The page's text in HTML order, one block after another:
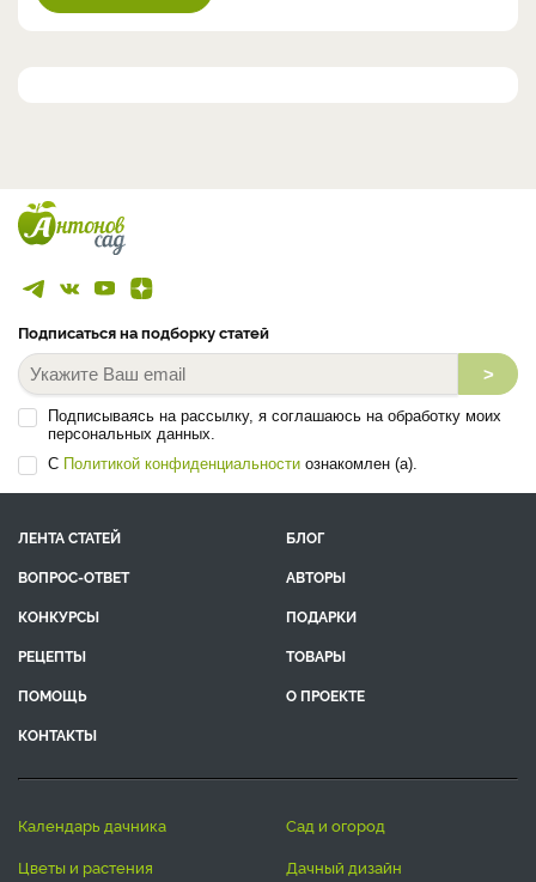
Подписаться на подборку статей
>
Подписываясь на рассылку, я соглашаюсь на обработку моих
персональных данных.
С Политикой конфиденциальности ознакомлен (а).
ЛЕНТА СТАТЕЙ
БЛОГ
ВОПРОС-ОТВЕТ
АВТОРЫ
КОНКУРСЫ
ПОДАРКИ
РЕЦЕПТЫ
ТОВАРЫ
ПОМОЩЬ
О ПРОЕКТЕ
КОНТАКТЫ
календарь дачника
сад и огород
цветы и растения
дачный дизайн